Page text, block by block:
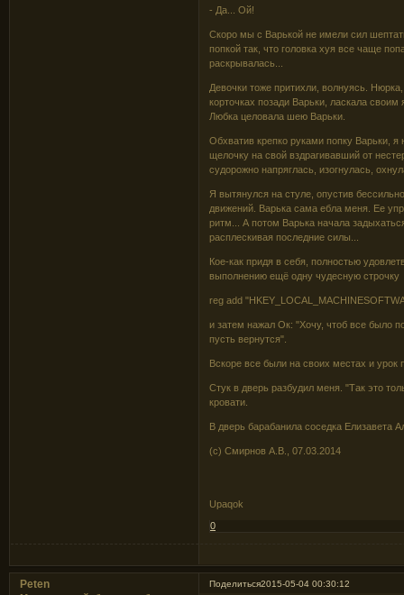
- Да... Ой!
Скоро мы с Варькой не имели сил
попкой так, что головка хуя все чаще
раскрывалась...
Девочки тоже притихли, волнуясь.
корточках позади Варьки, ласкала
Любка целовала шею Варьки.
Обхватив крепко руками попку Варьки,
щелочку на свой вздрагивавший от
судорожно напряглась, изогнулась,
Я вытянулся на стуле, опустив
движений. Варька сама ебла меня. Ее
ритм... А потом Варька начала
расплескивая последние силы...
Кое-как придя в себя, полностью
выполнению ещё одну чудесную строчку
reg add
и затем нажал Ок: "Хочу, чтоб все было
пусть вернутся".
Вскоре все были на своих местах и
Стук в дверь разбудил меня. "Так это
кровати.
В дверь барабанила соседка Елизавета
(c) Смирнов А.В., 07.03.2014
Upaqok
0
Поделиться2015-05-04 00:30:12
Peten